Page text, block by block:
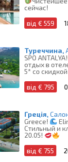
сейчас!
від € 559
Туреччина,
SPO ANTALYA!
отдых в
5* со
від € 795
Греція,
Greece!
Cтильный и
20.05!
від € 755